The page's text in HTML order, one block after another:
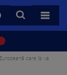
CAUTA
TOATE
care îşi va